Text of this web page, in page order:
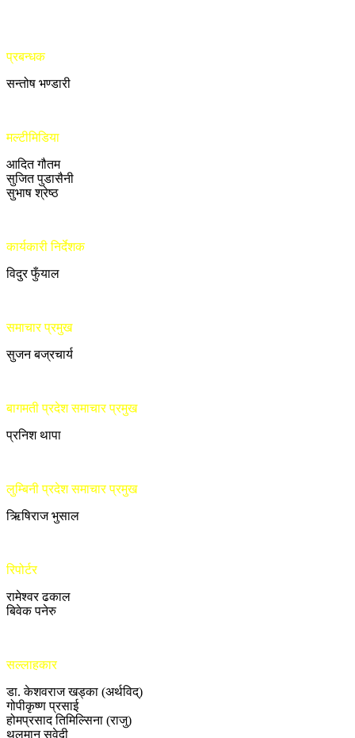
प्रबन्धक
सन्तोष भण्डारी
मल्टीमिडिया
आदित गौतम
सुजित पुडासैनी
सुभाष श्रेष्ठ
कार्यकारी निर्देशक
विदुर फुँयाल
समाचार प्रमुख
सुजन बज्रचार्य
बागमती प्रदेश समाचार प्रमुख
प्रनिश थापा
लुम्बिनी प्रदेश समाचार प्रमुख
ऋिषिराज भुसाल
रिपोर्टर
रामेश्वर ढकाल
बिवेक पनेरु
सल्लाहकार
डा. केशवराज खड्का (अर्थविद्)
गोपीकृष्ण प्रसाई
होमप्रसाद तिमिल्सिना (राजु)
थलमान सुवेदी